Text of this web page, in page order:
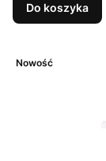
Do koszyka
Nowość